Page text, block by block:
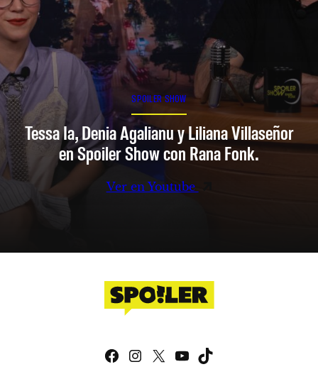
SPOILER SHOW
Tessa Ia, Denia Agalianu y Liliana Villaseñor
en Spoiler Show con Rana Fonk.
Ver en Youtube
Facebook
Instagram
X YouTube